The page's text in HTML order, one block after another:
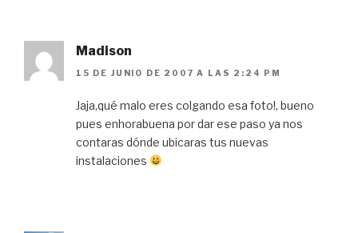
Madison
15 DE JUNIO DE 2007 A LAS 2:24 PM
Jaja,qué malo eres colgando esa foto!, bueno
pues enhorabuena por dar ese paso ya nos
contaras dónde ubicaras tus nuevas
instalaciones